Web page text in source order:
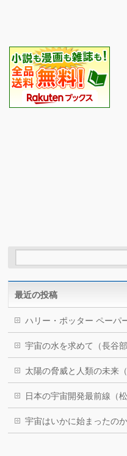
最近の投稿
ハリー・ポッター ペーパ
宇宙の水を求めて（長谷部
太陽の脅威と人類の未来（
日本の宇宙開発最前線（松
宇宙はいかに始まったの